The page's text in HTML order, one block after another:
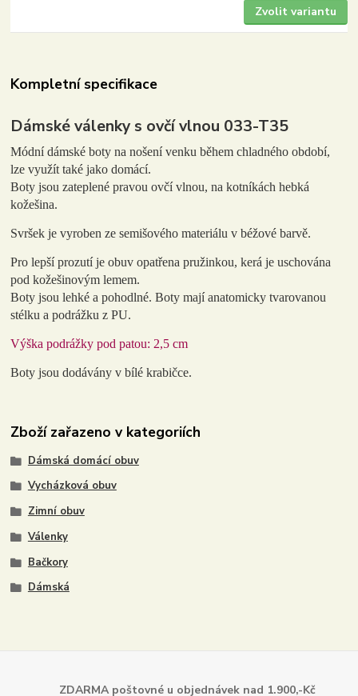
Zvolit variantu
Kompletní specifikace
Dámské válenky s ovčí vlnou 033-T35
Módní dámské boty na nošení venku během chladného období,
lze využít také jako domácí.
Boty jsou zateplené pravou ovčí vlnou, na kotníkách hebká
kožešina.
Svršek je vyroben ze semišového materiálu v béžové barvě.
Pro lepší prozutí je obuv opatřena pružinkou, kerá je uschována
pod kožešinovým lemem.
Boty jsou lehké a pohodlné. Boty mají anatomicky tvarovanou
stélku a podrážku z PU.
Výška podrážky pod patou: 2,5 cm
Boty jsou dodávány v bílé krabičce.
Zboží zařazeno v kategoriích
Dámská domácí obuv
Vycházková obuv
Zimní obuv
Válenky
Bačkory
Dámská
ZDARMA poštovné u objednáveknad 1.900,-Kč